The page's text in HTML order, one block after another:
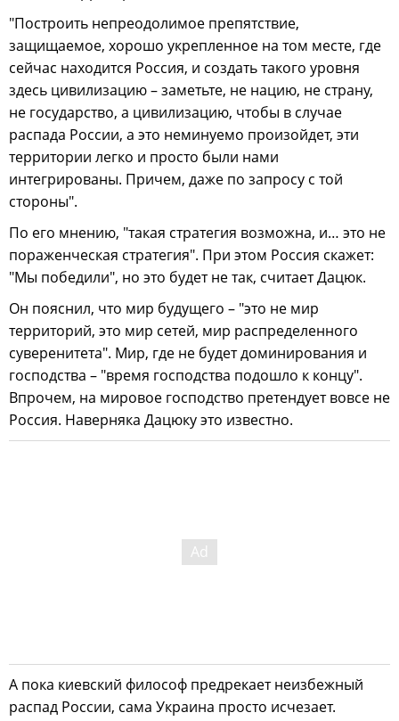
"Построить непреодолимое препятствие,
защищаемое, хорошо укрепленное на том месте, где
сейчас находится Россия, и создать такого уровня
здесь цивилизацию – заметьте, не нацию, не страну,
не государство, а цивилизацию, чтобы в случае
распада России, а это неминуемо произойдет, эти
территории легко и просто были нами
интегрированы. Причем, даже по запросу с той
стороны".
По его мнению, "такая стратегия возможна, и… это не
пораженческая стратегия". При этом Россия скажет:
"Мы победили", но это будет не так, считает Дацюк.
Он пояснил, что мир будущего – "это не мир
территорий, это мир сетей, мир распределенного
суверенитета". Мир, где не будет доминирования и
господства – "время господства подошло к концу".
Впрочем, на мировое господство претендует вовсе не
Россия. Наверняка Дацюку это известно.
А пока киевский философ предрекает неизбежный
распад России, сама Украина просто исчезает.